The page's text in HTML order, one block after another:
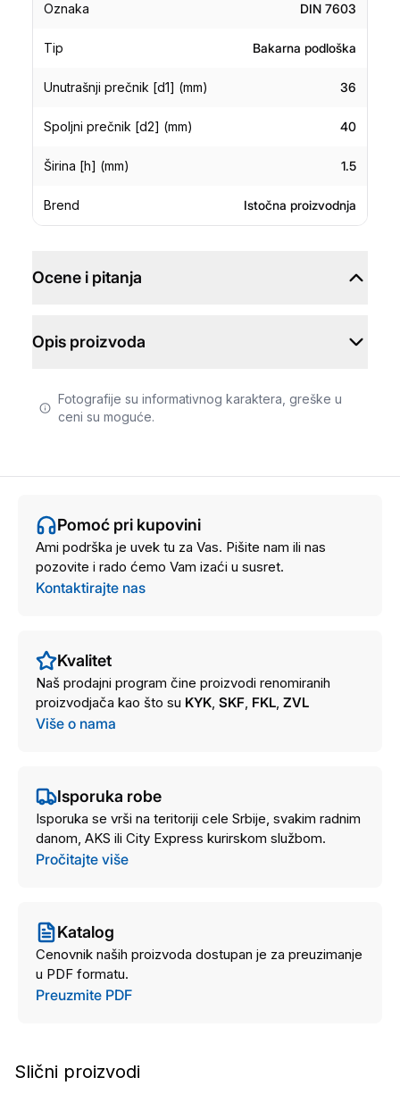
Oznaka DIN 7603
Tip Bakarna podloška
Unutrašnji prečnik [d1] (mm) 36
Spoljni prečnik [d2] (mm) 40
Širina [h] (mm) 1.5
Brend Istočna proizvodnja
Ocene i pitanja
Opis proizvoda
Fotografije su informativnog karaktera, greške u
ceni su moguće.
Pomoć pri kupovini
Ami podrška je uvek tu za Vas. Pišite nam ili nas
pozovite i rado ćemo Vam izaći u susret.
Kontaktirajte nas
Kvalitet
Naš prodajni program čine proizvodi renomiranih
proizvodjača kao što su KYK, SKF, FKL, ZVL
Više o nama
Isporuka robe
Isporuka se vrši na teritoriji cele Srbije, svakim radnim
danom, AKS ili City Express kurirskom službom.
Pročitajte više
Katalog
Cenovnik naših proizvoda dostupan je za preuzimanje
u PDF formatu.
Preuzmite PDF
Slični proizvodi